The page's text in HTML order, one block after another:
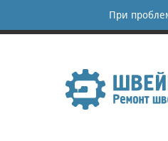
При